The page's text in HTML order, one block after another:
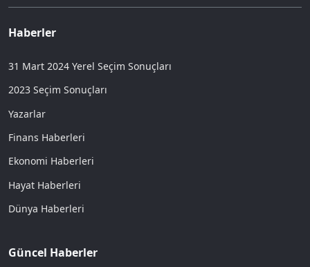
Haberler
31 Mart 2024 Yerel Seçim Sonuçları
2023 Seçim Sonuçları
Yazarlar
Finans Haberleri
Ekonomi Haberleri
Hayat Haberleri
Dünya Haberleri
Güncel Haberler